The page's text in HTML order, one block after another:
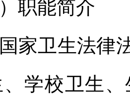
）职能简介
家卫生法律
学校卫生